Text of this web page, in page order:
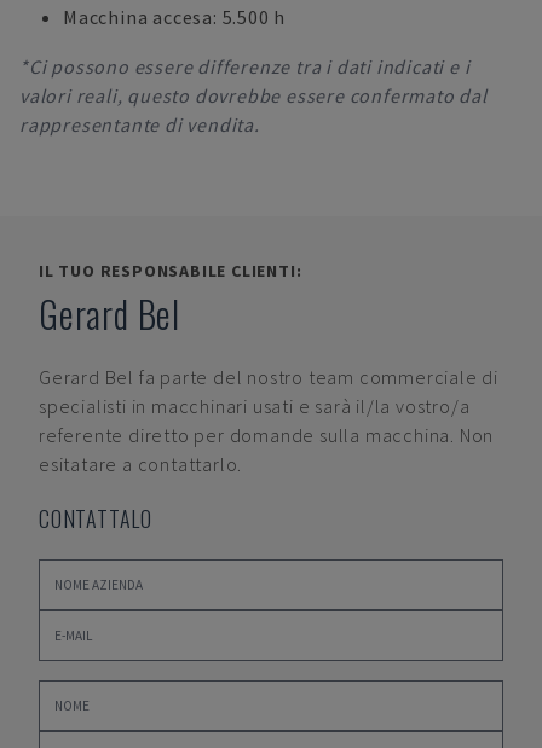
Macchina accesa: 5.500 h
*Ci possono essere differenze tra i dati indicati e i
valori reali, questo dovrebbe essere confermato dal
rappresentante di vendita.
IL TUO RESPONSABILE CLIENTI:
Gerard Bel
Gerard Bel fa parte del nostro team commerciale di
specialisti in macchinari usati e sarà il/la vostro/a
referente diretto per domande sulla macchina. Non
esitatare a contattarlo.
CONTATTALO